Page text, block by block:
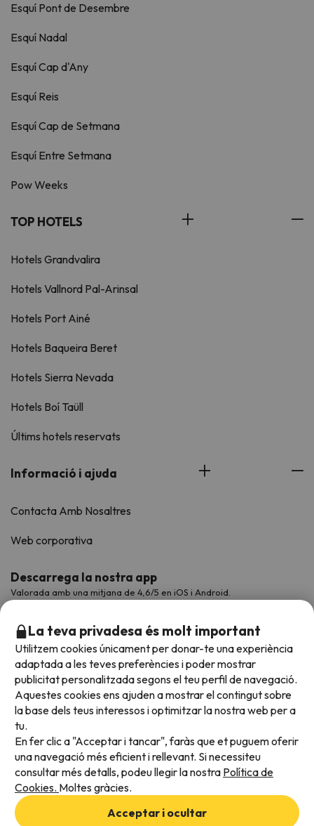
Esquí Pont de Desembre
Esquí Nadal
Esquí Cap d'Any
Esquí Reis
Esquí Cap de Setmana
Esquí Entre Setmana
Pow Weeks
TOP HOTELS
Hotels Grandvalira
Hotels Vallnord Pal-Arinsal
Hotels Port Ainé
Hotels Baqueira Beret
Hotels Sierra Nevada
Hotels Boí Taüll
Últims hotels reservats
Informació i ajuda
Contacta Amb Nosaltres
Web corporativa
Descarrega la nostra app
Valorada amb una mitjana de 4,6/5 en iOS i Android.
Acceptem
Condicions generals
La teva privadesa és molt important
Utilitzem cookies únicament per donar-te una experiència
adaptada a les teves preferències i poder mostrar
publicitat personalitzada segons el teu perfil de navegació.
Aquestes cookies ens ajuden a mostrar el contingut sobre
la base dels teus interessos i optimitzar la nostra web per a
tu.
En fer clic a "Acceptar i tancar", faràs que et puguem oferir
una navegació més eficient i rellevant. Si necessiteu
consultar més detalls, podeu llegir la nostra Política de
Cookies. Moltes gràcies.
Acceptar i ocultar